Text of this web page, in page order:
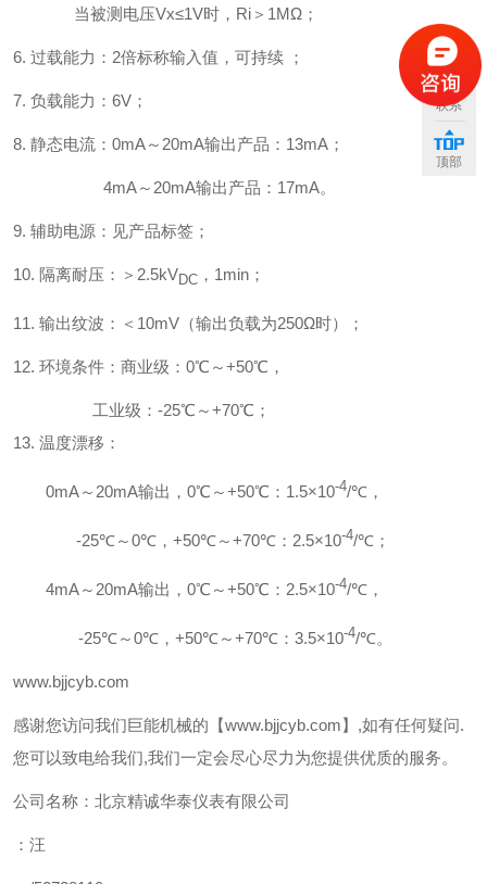
当被测电压Vx≤1V时，Ri＞1MΩ；
6. 过载能力：2倍标称输入值，可持续 ；
7. 负载能力：6V；
8. 静态电流： 0mA～ 20mA输出产品：13mA；
4mA～ 20mA输出产品：17mA。
9. 辅助电源：见产品标签；
10. 隔离耐压：＞2.5kVDC ，1min；
11. 输出纹波：＜10mV（输出负载为250Ω时）；
12. 环境条件：商业级：0℃～+50℃ ，
工业级：-25℃～+70℃ ；
13. 温度漂移：
0mA～ 20mA输出， 0℃ ～+50℃ ：1.5×10-4/℃，
-25℃～0℃，+50℃～+70℃ ：2.5×10-4/℃；
4mA～ 20mA输出， 0℃ ～+50℃ ：2.5×10-4/℃，
-25℃～0℃，+50℃～+70℃ ：3.5×10-4/℃。
www.bjjcyb.com
感谢您访问我们巨能机械的【www.bjjcyb.com】,如有任何疑问.
您可以致电给我们,我们一定会尽心尽力为您提供优质的服务。
公司名称：北京精诚华泰仪表有限公司
：汪
联系
顶部